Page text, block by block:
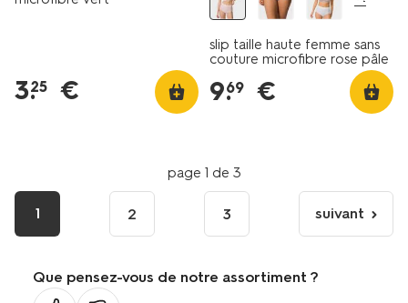
3.
25 €
slip taille haute femme sans
couture microfibre rose pâle
9.
69 €
page 1 de 3
1 2 3
page
suivante
suivant
Que pensez-vous de notre assortiment ?